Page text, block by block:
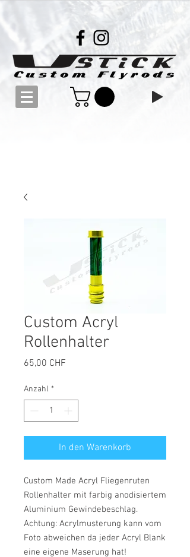
Custom Acryl
Rollenhalter
65,00 CHF
Anzahl *
In den Warenkorb
Custom Made Acryl Fliegenruten
Rollenhalter mit farbig anodisiertem
Aluminium Gewindebeschlag.
Achtung: Acrylmusterung kann vom
Foto abweichen da jeder Acryl Blank
eine eigene Maserung hat!